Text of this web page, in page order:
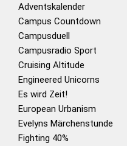
Adventskalender
Campus Countdown
Campusduell
Campusradio Sport
Cruising Altitude
Engineered Unicorns
Es wird Zeit!
European Urbanism
Evelyns Märchenstunde
Fighting 40%